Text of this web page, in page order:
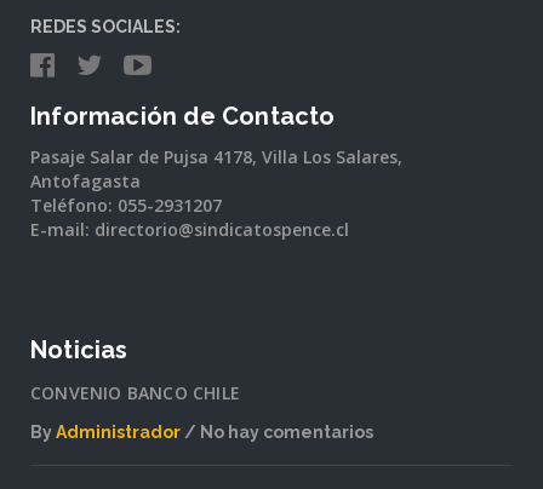
REDES SOCIALES:
Información de Contacto
Pasaje Salar de Pujsa 4178, Villa Los Salares,
Antofagasta
Teléfono: 055-2931207
E-mail: directorio@sindicatospence.cl
Noticias
CONVENIO BANCO CHILE
ByAdministrador
No hay comentarios